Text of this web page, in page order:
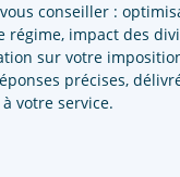
conseiller :
régime, impact des
sur votre
précises,
votre service.